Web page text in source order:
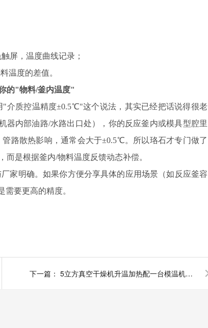
屏，温度曲线记录；
温度的差值。
的"物料/釜内温度"
质控温精度±0.5℃"这个说法，其实已经把话说得很老
内部油路/水路出口处），你的反应釜内或模具型腔里
路散热影响，通常会大于±0.5℃。所以珞石才专门做了
是根据釜内/物料温度反馈动态补偿。
家明确。如果你方便分享具体的应用场景（如反应釜容
要更高的精度。
下一篇： 5立方真空干燥机升温加热配一台模温机多少钱？